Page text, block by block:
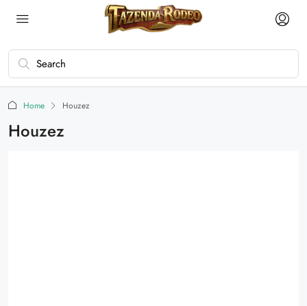
Home Houzez
Houzez